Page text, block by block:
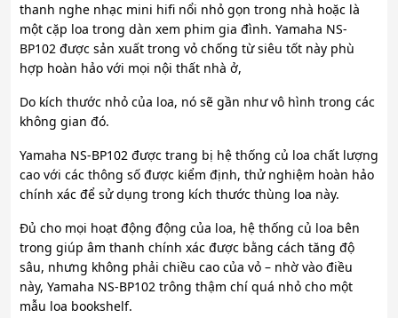
thanh nghe nhạc mini hifi nổi nhỏ gọn trong nhà hoặc là
một cặp loa trong dàn xem phim gia đình. Yamaha NS-
BP102 được sản xuất trong vỏ chống từ siêu tốt này phù
hợp hoàn hảo với mọi nội thất nhà ở,
Do kích thước nhỏ của loa, nó sẽ gần như vô hình trong các
không gian đó.
Yamaha NS-BP102 được trang bị hệ thống củ loa chất lượng
cao với các thông số được kiểm định, thử nghiệm hoàn hảo
chính xác để sử dụng trong kích thước thùng loa này.
Đủ cho mọi hoạt động động của loa, hệ thống củ loa bên
trong giúp âm thanh chính xác được bằng cách tăng độ
sâu, nhưng không phải chiều cao của vỏ – nhờ vào điều
này, Yamaha NS-BP102 trông thậm chí quá nhỏ cho một
mẫu loa bookshelf.